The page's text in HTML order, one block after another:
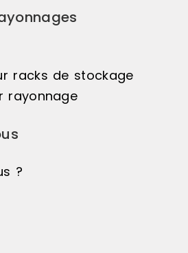
racks de stockage
rayonnage
?